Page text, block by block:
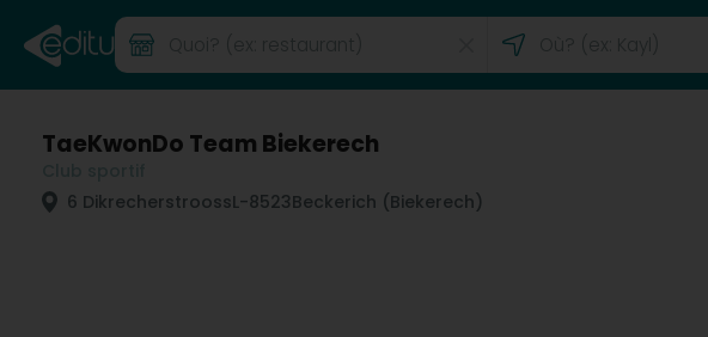
TaeKwonDo Team Biekerech
6 DikrecherstroossL-8523Beckerich (Biekerech)